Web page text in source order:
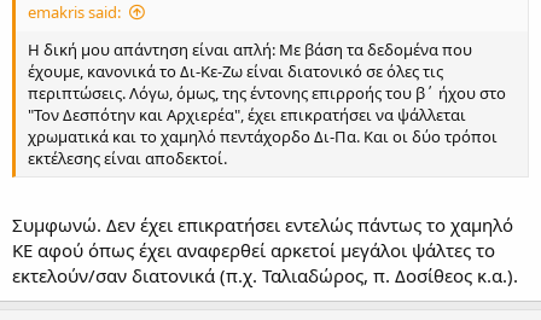
emakris said:
Η δική μου απάντηση είναι απλή: Με βάση τα δεδομένα που
έχουμε, κανονικά το Δι-Κε-Ζω είναι διατονικό σε όλες τις
περιπτώσεις. Λόγω, όμως, της έντονης επιρροής του β΄ ήχου στο
"Τον Δεσπότην και Αρχιερέα", έχει επικρατήσει να ψάλλεται
χρωματικά και το χαμηλό πεντάχορδο Δι-Πα. Και οι δύο τρόποι
εκτέλεσης είναι αποδεκτοί.
Συμφωνώ. Δεν έχει επικρατήσει εντελώς πάντως το χαμηλό
ΚΕ αφού όπως έχει αναφερθεί αρκετοί μεγάλοι ψάλτες το
εκτελούν/σαν διατονικά (π.χ. Ταλιαδώρος, π. Δοσίθεος κ.α.).